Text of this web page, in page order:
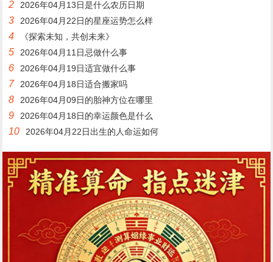
2 2026年04月13日是什么农历日期
3 2026年04月22日的星座运势怎么样
4 《探索未知，共创未来》
5 2026年04月11日忌做什么事
6 2026年04月19日适宜做什么事
7 2026年04月18日适合搬家吗
8 2026年04月09日的胎神方位在哪里
9 2026年04月18日的幸运颜色是什么
10 2026年04月22日出生的人命运如何